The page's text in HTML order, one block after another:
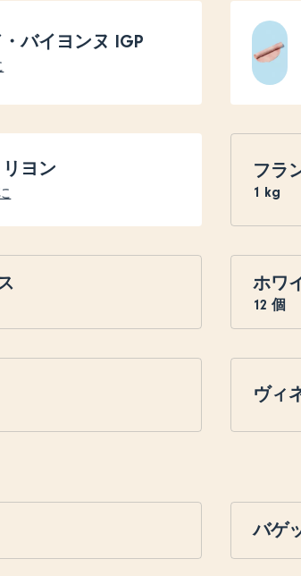
バイヨンヌ IGP
ヨン フラ
1 kg
ホワ
12 個
ヴィ
バゲ